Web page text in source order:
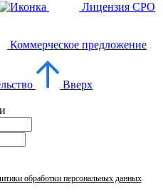
Лицензия СРО
Коммерческое предложение
Вверх
обработки персональных данных